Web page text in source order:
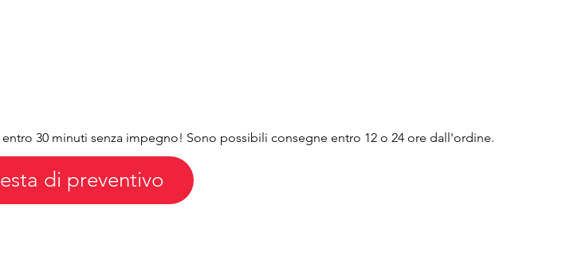
30 minuti senza impegno! Sono possibili consegne entro 12 o 24 ore dall'ordine.
di preventivo